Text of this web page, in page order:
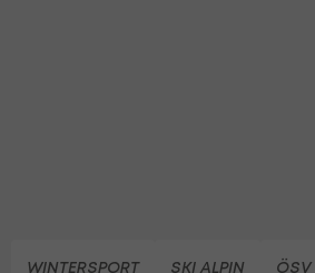
WINTERSPORT SKI ALPIN ÖSV